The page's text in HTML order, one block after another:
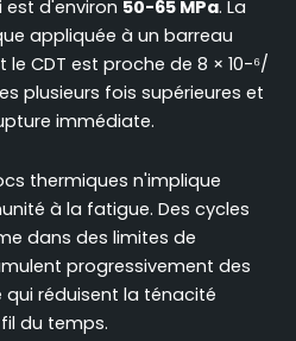
d'environ 50-65 MPa. La
appliquée à un barreau
CDT est proche de 8 × 10-⁶/
plusieurs fois supérieures et
immédiate.
thermiques n'implique
à la fatigue. Des cycles
dans des limites de
progressivement des
réduisent la ténacité
du temps.